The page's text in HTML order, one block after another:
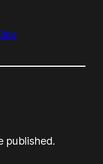
published.